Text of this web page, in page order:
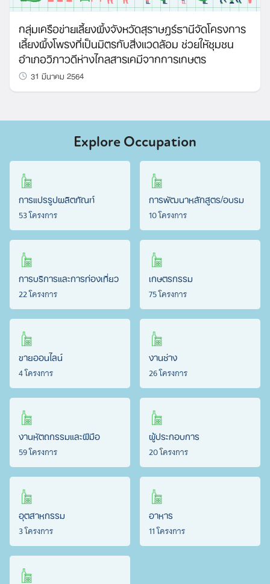
กลุ่มเครือข่ายเลี้ยงผึ้งจังหวัดสุราษฎร์ธานีจัดโครงการ
เลี้ยงผึ้งโพรงที่เป็นมิตรกับสิ่งแวดล้อม ช่วยให้ชุมชน
อำเภอวิภาวดีห่างไกลสารเคมีจากการเกษตร
31 มีนาคม 2564
Explore Occupation
การแปรรูปผลิตภัณฑ์
53 โครงการ
การพัฒนาหลักสูตร/อบรม
10 โครงการ
การบริการและการท่องเที่ยว
22 โครงการ
เกษตรกรรม
75 โครงการ
ขายออนไลน์
4 โครงการ
งานช่าง
26 โครงการ
งานหัตถกรรมและฝีมือ
59 โครงการ
ผู้ประกอบการ
20 โครงการ
อุตสาหกรรม
3 โครงการ
อาหาร
11 โครงการ